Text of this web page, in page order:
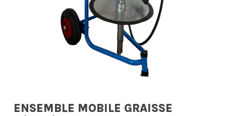
ENSEMBLE MOBILE GRAISSE